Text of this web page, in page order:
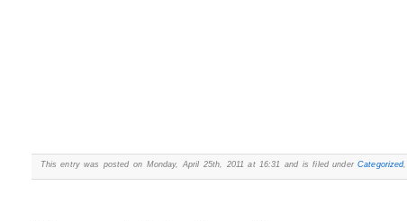
This entry was posted on Monday, April 25th, 2011 at 16:31 and is filed underCategorized,